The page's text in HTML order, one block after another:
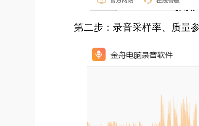
第二步：录音采样率、质量